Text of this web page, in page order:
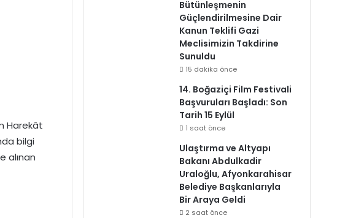
Harekât
bilgi
alınan
Bütünleşmenin
Güçlendirilmesine Dair
Kanun Teklifi Gazi
Meclisimizin Takdirine
Sunuldu
15 dakika önce
14. Boğaziçi Film Festivali
Başvuruları Başladı: Son
Tarih 15 Eylül
1 saat önce
Ulaştırma ve Altyapı
Bakanı Abdulkadir
Uraloğlu, Afyonkarahisar
Belediye Başkanlarıyla
Bir Araya Geldi
2 saat önce